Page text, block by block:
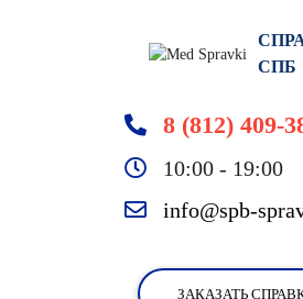
СПБ
8 (812) 409-
10:00 - 19:00
info@spb-
ЗАКАЗАТЬ